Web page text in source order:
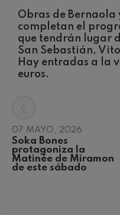
Obras de Bernaola
completan el
que tendrán lugar
San Sebastián,
Hay entradas a la
euros.
07 MAYO, 2026
Soka Bones
protagoniza la
Matinée de Miramon
de este sábado